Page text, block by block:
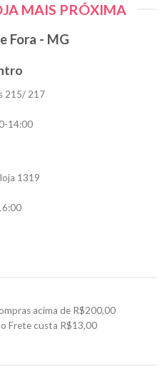
MAIS PRÓXIMA
Fora - MG
215/ 217
14:00
1319
acima de R$200,00
Frete custa R$13,00